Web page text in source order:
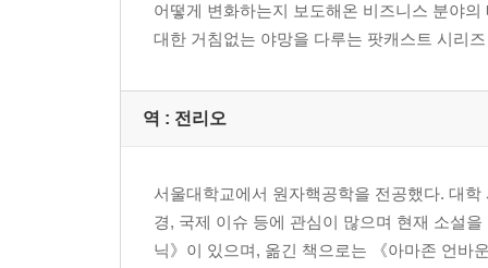
어떻게 변화하는지 보도해온 비즈니스 분야
대한 거침없는 야망을 다루는 팟캐스트 시리
역 : 전리오
서울대학교에서 원자핵공학을 전공했다. 대
경, 국제 이슈 등에 관심이 많으며 현재 소설
닉》이 있으며, 옮긴 책으로는 《아마존 언바